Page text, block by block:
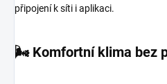
připojení k síti i aplikaci.
🌬️ Komfortní klima bez